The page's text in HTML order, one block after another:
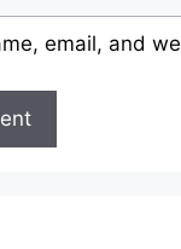
email, and